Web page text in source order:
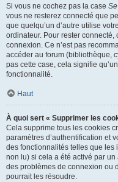
Si vous ne cochez pas la case
vous ne resterez connecté que
que quelqu’un d’autre utilise
ordinateur. Pour rester connecté,
connexion. Ce n’est pas
accéder au forum (bibliothèque,
pas cette case, cela signifie
fonctionnalité.
Haut
À quoi sert « Supprimer les
Cela supprime tous les cookies
paramètres d’authentification et
des fonctionnalités telles que les
non lu) si cela a été activé par
des problèmes de connexion ou
pourrait les résoudre.